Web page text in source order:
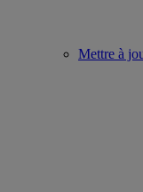
Mettre à